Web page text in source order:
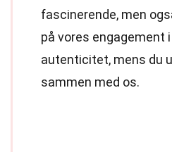
fascinerende, men
på vores engagement
autenticitet, mens du
sammen med os.